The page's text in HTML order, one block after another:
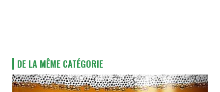
DE LA MÊME CATÉGORIE